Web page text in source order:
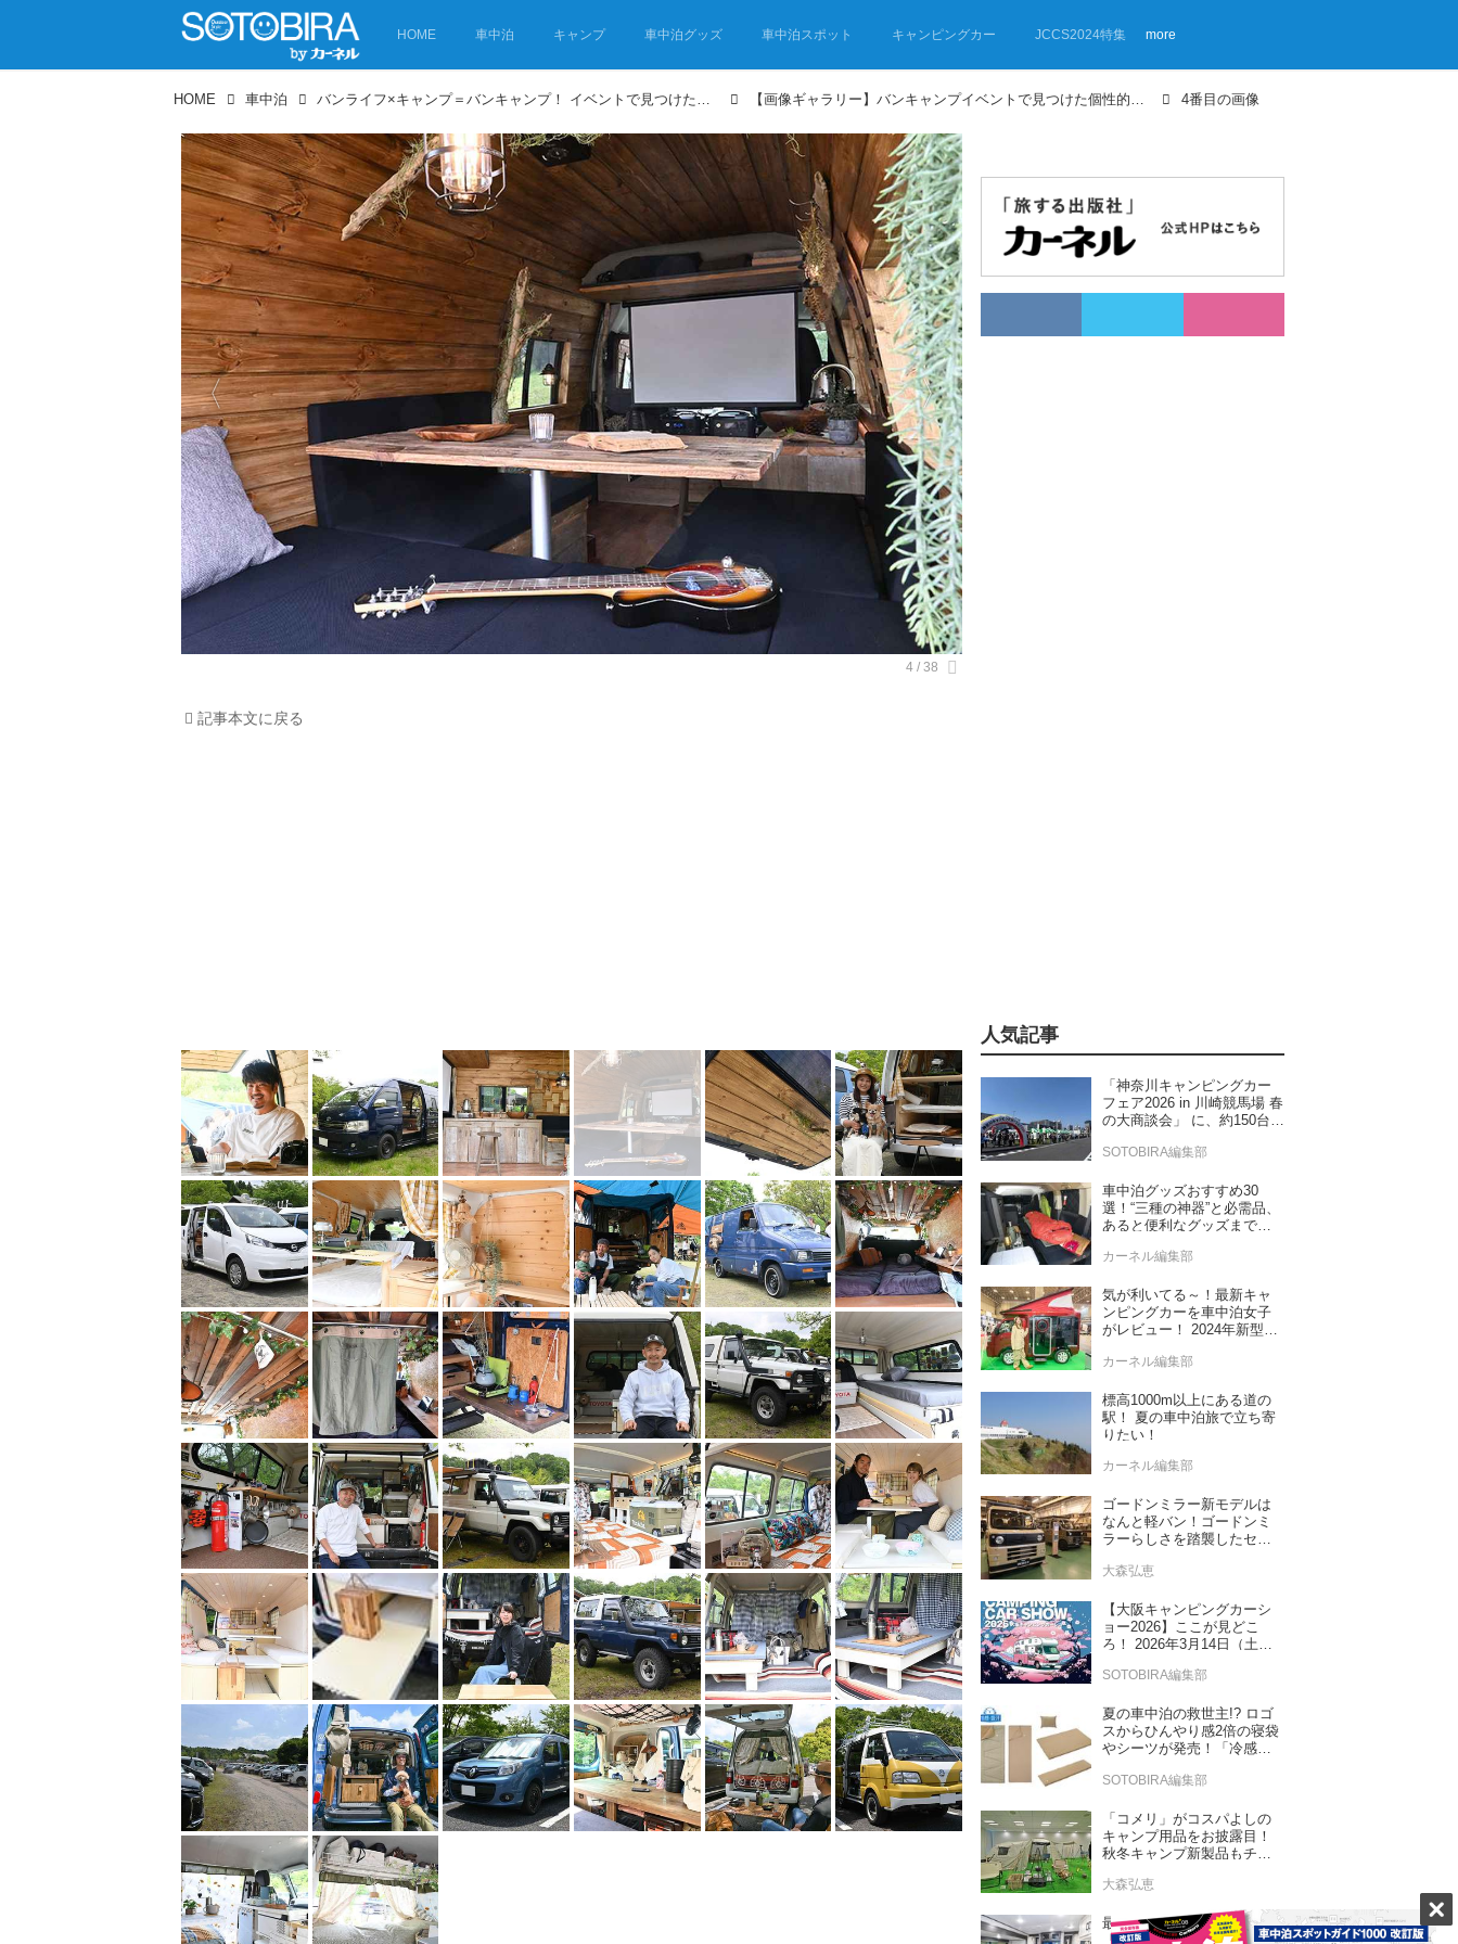
HOME 車中泊 キャンプ 車中泊グッズ 車中泊スポット キャンピングカー JCCS2024特集 more
HOME 車中泊 バンライフ×キャンプ＝バンキャンプ！ イベントで見つけた個性的でおしゃれなVANCAMPERを紹介！② 【画像ギャラリー】バンキャンプイベントで見つけた個性的でおしゃれなVANCAMPERを紹介！② 4番目の画像
記事本文に戻る
人気記事
「神奈川キャンピングカー
フェア2026 in 川崎競馬場 春
の大商談会」 に、約150台の
SOTOBIRA編集部
車中泊グッズおすすめ30
選！“三種の神器”と必需品、
あると便利なグッズまで車
カーネル編集部
気が利いてる～！最新キャ
ンピングカーを車中泊女子
がレビュー！ 2024年新型モ
カーネル編集部
標高1000m以上にある道の
駅！ 夏の車中泊旅で立ち寄
りたい！
カーネル編集部
ゴードンミラー新モデルは
なんと軽バン！ゴードンミ
ラーらしさを踏襲したセン
売！
大森弘恵
【大阪キャンピングカーシ
ョー2026】ここが見どこ
ろ！ 2026年3月14日（土）
大阪
SOTOBIRA編集部
夏の車中泊の救世主!? ロゴ
スからひんやり感2倍の寝袋
やシーツが発売！「冷感・
SOTOBIRA編集部
「コメリ」がコスパよしの
キャンプ用品をお披露目！
秋冬キャンプ新製品もチェ
大森弘恵
最高級の車中泊を提供する
「ハイグレードキャンピン